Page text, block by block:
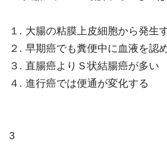
１. 大腸の粘膜上皮細胞から発生
２. 早期癌でも糞便中に血液を認
３. 直腸癌よりＳ状結腸癌が多い
４. 進行癌では便通が変化する
3